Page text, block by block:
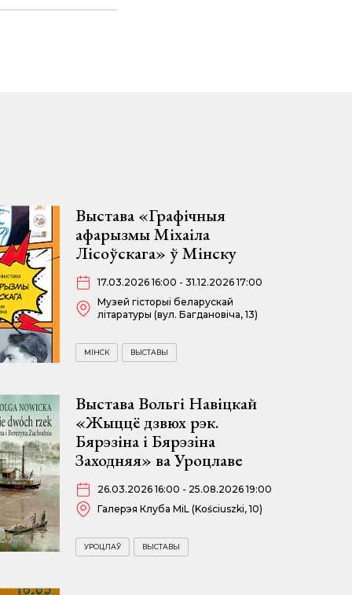
Выстава «Графічныя
афарызмы Міхаіла
Лісоўскага» ў Мінску
17.03.2026 16:00 - 31.12.2026 17:00
Музей гісторыі беларускай
літаратуры (вул. Багдановіча, 13)
МІНСК ВЫСТАВЫ
Выстава Вольгі Навіцкай
«Жыццё дзвюх рэк.
Бярэзіна і Бярэзіна
Заходняя» ва Уроцлаве
26.03.2026 16:00 - 25.08.2026 19:00
Галерэя Клуба MiL (Kościuszki, 10)
УРОЦЛАЎ ВЫСТАВЫ